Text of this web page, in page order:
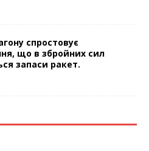
спростовує
що в збройних сил
запаси ракет.